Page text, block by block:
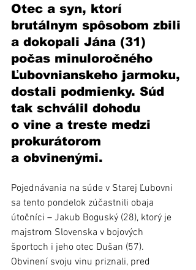
Otec a syn, ktorí
brutálnym spôsobom zbili
a dokopali Jána (31)
počas minuloročného
Ľubovnianskeho jarmoku,
dostali podmienky. Súd
tak schválil dohodu
o vine a treste medzi
prokurátorom
a obvinenými.
Pojednávania na súde v Starej Ľubovni
sa tento pondelok zúčastnili obaja
útočníci – Jakub Boguský (28), ktorý je
majstrom Slovenska v bojových
športoch i jeho otec Dušan (57).
Obvinení svoju vinu priznali, pred